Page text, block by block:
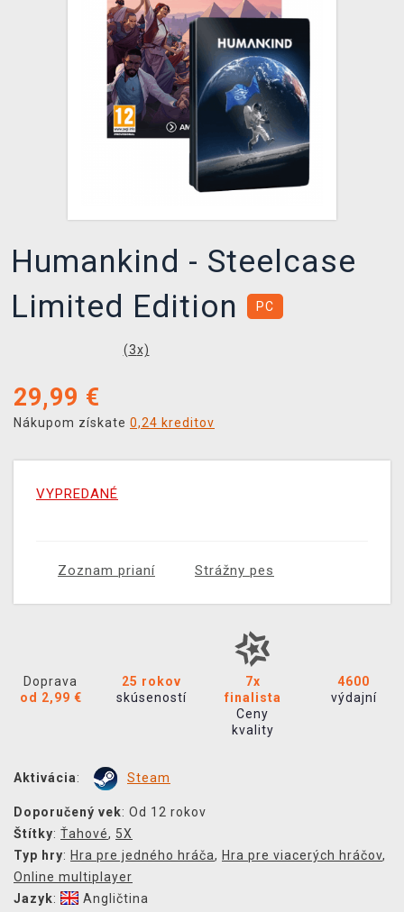
XZONE KLUB
Humankind - Steelcase
Limited Edition
PC
(3x)
29,99 €
Nákupom získate 0,24 kreditov
VYPREDANÉ
Zoznam prianí Strážny pes
Doprava
od 2,99 €
25 rokov
skúseností
7x
finalista
Ceny
kvality
4600
výdajní
Aktivácia: Steam
Doporučený vek: Od 12 rokov
Štítky: Ťahové, 5X
Typ hry: Hra pre jedného hráča, Hra pre viacerých hráčov,
Online multiplayer
Jazyk:
Angličtina